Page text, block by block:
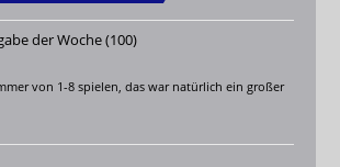
der Woche (100)
von 1-8 spielen, das war natürlich ein großer